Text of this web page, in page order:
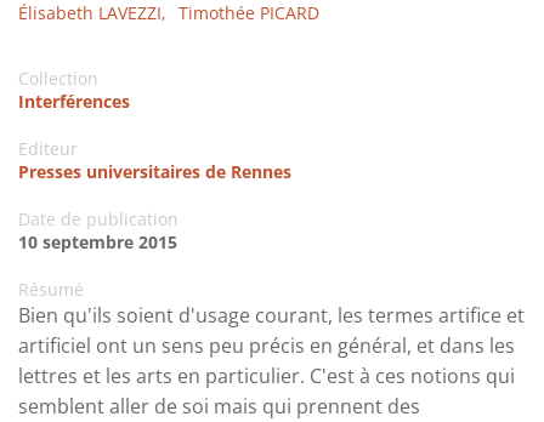
Élisabeth LAVEZZI, Timothée PICARD
Collection
Interférences
Editeur
Presses universitaires de Rennes
Date de publication
10 septembre 2015
Résumé
Bien qu'ils soient d'usage courant, les termes artifice et
artificiel ont un sens peu précis en général, et dans les
lettres et les arts en particulier. C'est à ces notions qui
semblent aller de soi mais qui prennent des